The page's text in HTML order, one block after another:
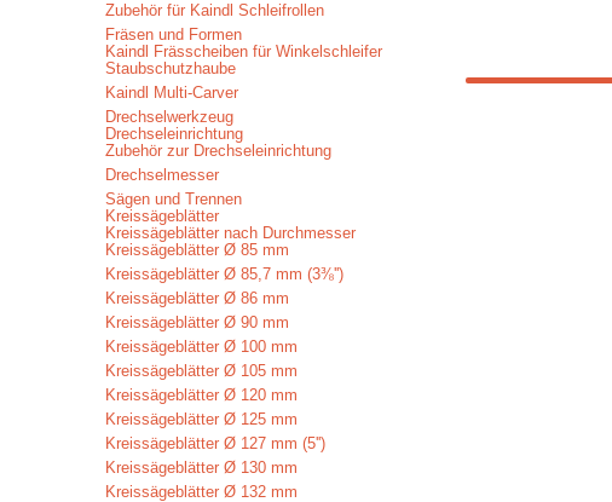
Zubehör für Kaindl Schleifrollen
Fräsen und Formen
Kaindl Frässcheiben für Winkelschleifer
Staubschutzhaube
Kaindl Multi-Carver
Drechselwerkzeug
Drechseleinrichtung
Zubehör zur Drechseleinrichtung
Drechselmesser
Sägen und Trennen
Kreissägeblätter
Kreissägeblätter nach Durchmesser
Kreissägeblätter Ø 85 mm
Kreissägeblätter Ø 85,7 mm (3⅜'')
Kreissägeblätter Ø 86 mm
Kreissägeblätter Ø 90 mm
Kreissägeblätter Ø 100 mm
Kreissägeblätter Ø 105 mm
Kreissägeblätter Ø 120 mm
Kreissägeblätter Ø 125 mm
Kreissägeblätter Ø 127 mm (5'')
Kreissägeblätter Ø 130 mm
Kreissägeblätter Ø 132 mm